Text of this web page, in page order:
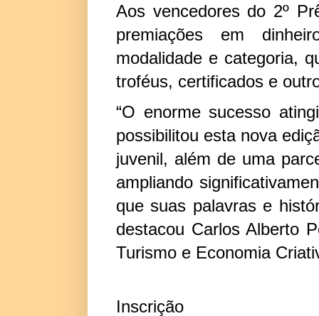
Aos vencedores do 2º
premiações em
modalidade e categoria,
troféus, certificados e
“O enorme sucesso
possibilitou esta nova
juvenil, além de uma
ampliando
que suas palavras e
destacou Carlos Alberto
Turismo e Economia
Inscrição